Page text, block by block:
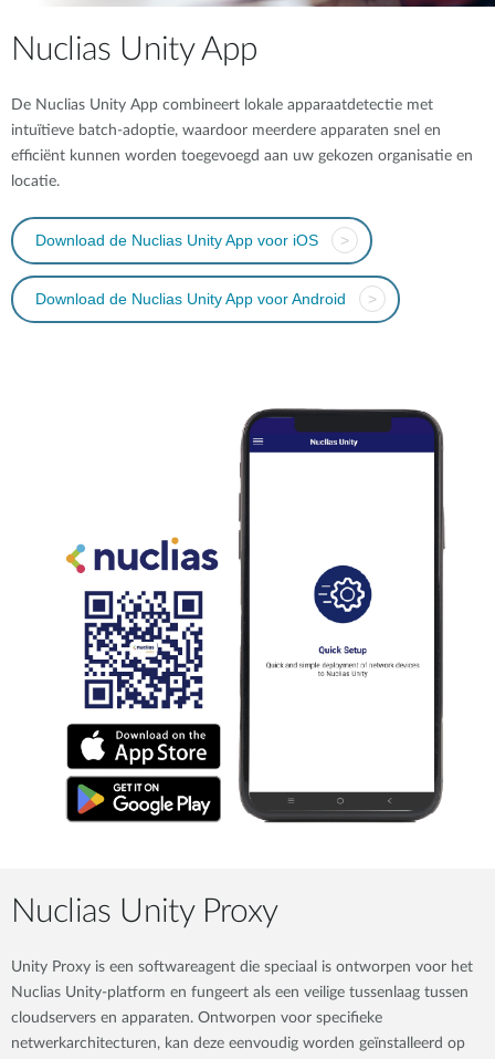
Nuclias Unity App
De Nuclias Unity App combineert lokale apparaatdetectie met
intuïtieve batch-adoptie, waardoor meerdere apparaten snel en
efficiënt kunnen worden toegevoegd aan uw gekozen organisatie en
locatie.
Download de Nuclias Unity App voor iOS >
Download de Nuclias Unity App voor Android >
Nuclias Unity Proxy
Unity Proxy is een softwareagent die speciaal is ontworpen voor het
Nuclias Unity-platform en fungeert als een veilige tussenlaag tussen
cloudservers en apparaten. Ontworpen voor specifieke
netwerkarchitecturen, kan deze eenvoudig worden geïnstalleerd op